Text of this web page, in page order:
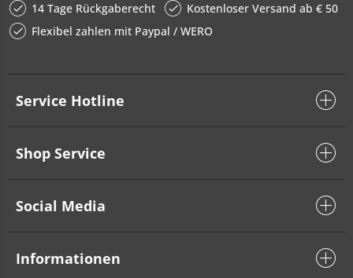
14 Tage Rückgaberecht
Kostenloser Versand ab € 50
Flexibel zahlen mit Paypal / WERO
Service Hotline
Shop Service
Social Media
Informationen